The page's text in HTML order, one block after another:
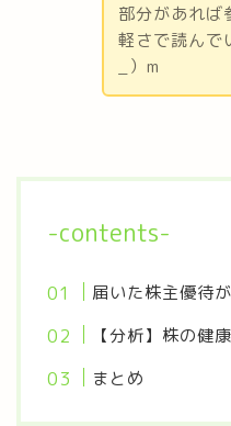
部分があれば
軽さで読んで
_）m
-contents-
届いた株主優待
【分析】株の健
まとめ